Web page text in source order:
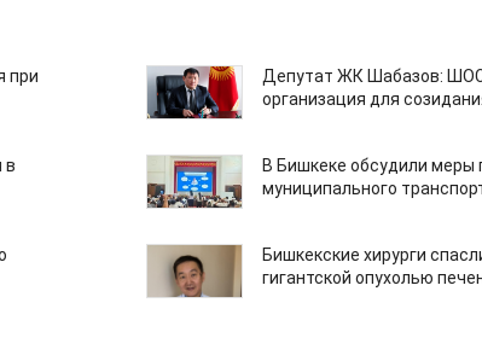
при
Депутат ЖК Шабазов: ШОС
организация для
в
В Бишкеке обсудили
муниципального
Бишкекские хирурги
гигантской опухолью